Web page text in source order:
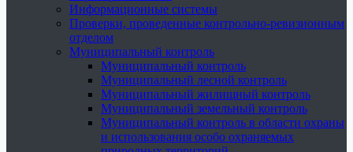
Информационные системы
Проверки, проведенные контрольно-ревизионным
отделом
Муниципальный контроль
Муниципальный контроль
Муниципальный лесной контроль
Муниципальный жилищный контроль
Муниципальный земельный контроль
Муниципальный контроль в области охраны
и использования особо охраняемых